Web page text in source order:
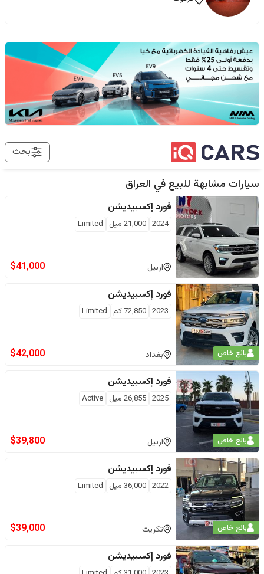
بحث
سيارات مشابهة للبيع في العراق
فورد إكسبيديشن
2024
21,000 ميل Limited
اربيل $41,000
بائع خاص
فورد إكسبيديشن
2023
72,850كم Limited
بغداد $42,000
بائع خاص
فورد إكسبيديشن
2025
26,855 ميل Active
اربيل $39,800
بائع خاص
فورد إكسبيديشن
2022
36,000 ميل Limited
تكريت $39,000
فورد إكسبيديشن